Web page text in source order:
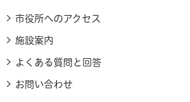
市役所へのアクセス
施設案内
よくある質問と回答
お問い合わせ